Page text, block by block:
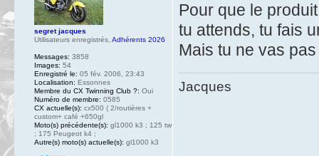
Pour que le
tu attends, tu fais
Mais tu ne vas
Jacques
segret jacques
Utilisateurs enregistrés Adhérents 2026
Messages: 3858
Images: 54
Enregistré le: 05 fév. 2006, 23:43
Localisation: Essonnes
Membre du CX Twinning Club ?: Oui
Numéro de membre: 0585
CX actuelle(s): cx500 ( 2/routières +
custom+ café +650gl
Moto(s) précédente(s): gl1000 k3 ; 125 tw
; 175 Peugeot k4 ;
Autre(s) moto(s) actuelle(s): gl1000 k3